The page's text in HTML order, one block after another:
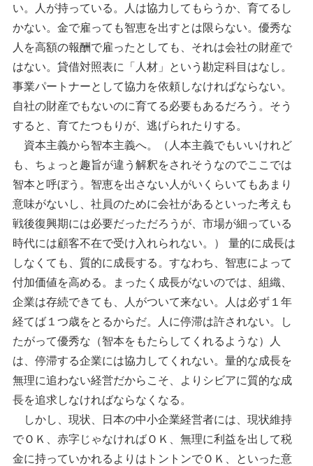
い。人が持っている。人は協力してもらうか、育てるし
かない。金で雇っても智恵を出すとは限らない。優秀な
人を高額の報酬で雇ったとしても、それは会社の財産で
はない。貸借対照表に「人材」という勘定科目はなし。
事業パートナーとして協力を依頼しなければならない。
自社の財産でもないのに育てる必要もあるだろう。そう
すると、育てたつもりが、逃げられたりする。
資本主義から智本主義へ。（人本主義でもいいけれど
も、ちょっと趣旨が違う解釈をされそうなのでここでは
智本と呼ぼう。智恵を出さない人がいくらいてもあまり
意味がないし、社員のために会社があるといった考えも
戦後復興期には必要だっただろうが、市場が細っている
時代には顧客不在で受け入れられない。） 量的に成長は
しなくても、質的に成長する。すなわち、智恵によって
付加価値を高める。まったく成長がないのでは、組織、
企業は存続できても、人がついて来ない。人は必ず１年
経てば１つ歳をとるからだ。人に停滞は許されない。し
たがって優秀な（智本をもたらしてくれるような）人
は、停滞する企業には協力してくれない。量的な成長を
無理に追わない経営だからこそ、よりシビアに質的な成
長を追求しなければならなくなる。
しかし、現状、日本の中小企業経営者には、現状維持
でＯＫ、赤字じゃなければＯＫ、無理に利益を出して税
金に持っていかれるよりはトントンでＯＫ、といった意